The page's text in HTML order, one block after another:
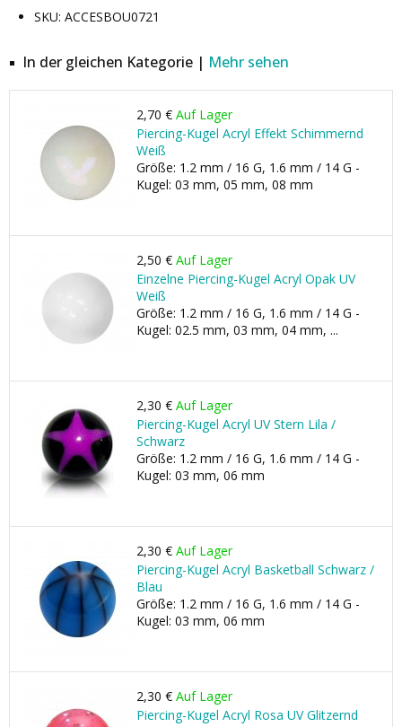
SKU: ACCESBOU0721
In der gleichen Kategorie | Mehr sehen
2,70 € Auf Lager
Piercing-Kugel Acryl Effekt Schimmernd
Weiß
Größe: 1.2 mm / 16 G, 1.6 mm / 14 G -
Kugel: 03 mm, 05 mm, 08 mm
2,50 € Auf Lager
Einzelne Piercing-Kugel Acryl Opak UV
Weiß
Größe: 1.2 mm / 16 G, 1.6 mm / 14 G -
Kugel: 02.5 mm, 03 mm, 04 mm, ...
2,30 € Auf Lager
Piercing-Kugel Acryl UV Stern Lila /
Schwarz
Größe: 1.2 mm / 16 G, 1.6 mm / 14 G -
Kugel: 03 mm, 06 mm
2,30 € Auf Lager
Piercing-Kugel Acryl Basketball Schwarz /
Blau
Größe: 1.2 mm / 16 G, 1.6 mm / 14 G -
Kugel: 03 mm, 06 mm
2,30 € Auf Lager
Piercing-Kugel Acryl Rosa UV Glitzernd